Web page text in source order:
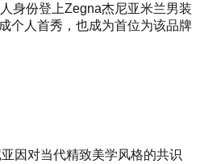
身份登上Zegna杰尼亚米兰男装
个人首秀，也成为首位为该品牌
因对当代精致美学风格的共识